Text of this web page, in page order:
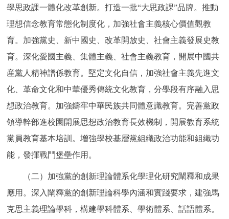
學思政課一體化改革創新。打造一批“大思政課”品牌。推動
理想信念教育常態化制度化，加強社會主義核心價值觀教
育。加強黨史、新中國史、改革開放史、社會主義發展史教
育。深化愛國主義、集體主義、社會主義教育，開展中國共
産黨人精神譜係教育。堅定文化自信，加強社會主義先進文
化、革命文化和中華優秀傳統文化教育，分學段有序融入思
想政治教育。加強鑄牢中華民族共同體意識教育。完善黨政
領導幹部進校園開展思想政治教育長效機制，開展教育系統
黨員教育基本培訓。增強學校基層黨組織政治功能和組織功
能，發揮戰鬥堡壘作用。
（二）加強黨的創新理論體系化學理化研究闡釋和成果
應用。深入闡釋黨的創新理論科學內涵和實踐要求，建強馬
克思主義理論學科，構建學科體系、學術體系、話語體系。